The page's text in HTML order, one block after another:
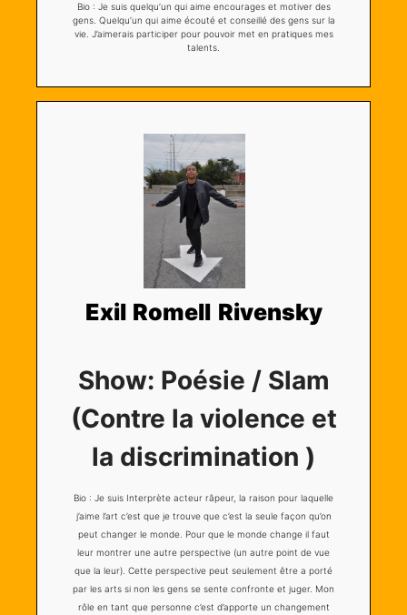
Bio : Je suis quelqu’un qui aime encourages et motiver des
gens. Quelqu’un qui aime écouté et conseillé des gens sur la
vie. J’aimerais participer pour pouvoir met en pratiques mes
talents.
Exil Romell Rivensky
Show: Poésie / Slam
(Contre la violence et
la discrimination )
Bio : Je suis Interprète acteur râpeur, la raison pour laquelle
j’aime l’art c’est que je trouve que c’est la seule façon qu’on
peut changer le monde. Pour que le monde change il faut
leur montrer une autre perspective (un autre point de vue
que la leur). Cette perspective peut seulement être a porté
par les arts si non les gens se sente confronte et juger. Mon
rôle en tant que personne c’est d’apporte un changement